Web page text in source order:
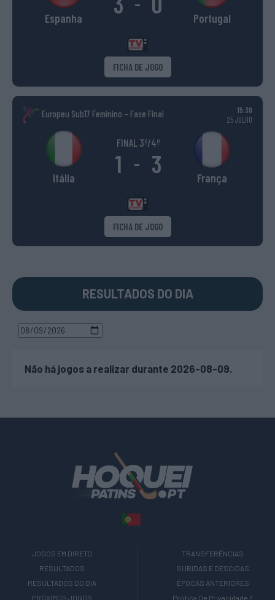
Espanha Portugal
FICHA DE JOGO
Europeu Sub17 Feminino – Fase Final
15:30
25 JULHO
Itália
FINAL 3º/4º
1 - 3 França
FICHA DE JOGO
RESULTADOS DO DIA
Não há jogos a realizar durante 2026-08-09.
JOGOS EM DIRETO
RESULTADOS
RESULTADOS DO DIA
PRÓXIMOS JOGOS
TRANSFERÊNCIAS
SUBIDAS E DESCIDAS
ÉPOCAS ANTERIORES
Política De Privacidade E